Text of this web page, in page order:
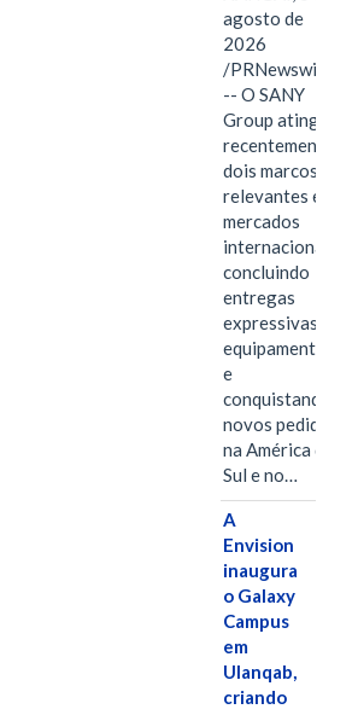
agosto de
2026
/PRNewswire/
-- O SANY
Group atingiu
recentemente
dois marcos
relevantes em
mercados
internacionais,
concluindo
entregas
expressivas de
equipamentos
e
conquistando
novos pedidos
na América do
Sul e no…
A
Envision
inaugura
o Galaxy
Campus
em
Ulanqab,
criando